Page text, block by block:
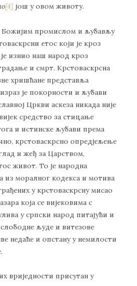
[4] још у овом животу.
Божијим промислом и љубављу
етос који је кроз
изнио наш народ кроз
и смрт. Крстоваскрснa
хришћане представља
је покорности и љубави
Цркви аскеза никада није
средство за стицање
и истинске љубави према
крстоваскрсно опредјељење
и жеђ за Царством,
живот. То је народна
из моралног кодекса и мотива
у крстоваскрсну мисао
која се вијековима с
у српски народ питајући и
људе и витезове
недаће и опстану у немилости
вриједности присутан у